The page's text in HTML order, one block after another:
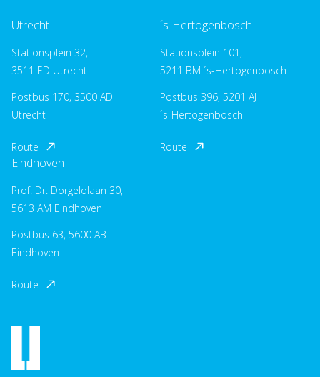
Utrecht
Stationsplein 32,
3511 ED Utrecht
Postbus 170, 3500 AD
Utrecht
Route
´s-Hertogenbosch
Stationsplein 101,
5211 BM ´s-Hertogenbosch
Postbus 396, 5201 AJ
´s-Hertogenbosch
Route
Eindhoven
Prof. Dr. Dorgelolaan 30,
5613 AM Eindhoven
Postbus 63, 5600 AB
Eindhoven
Route